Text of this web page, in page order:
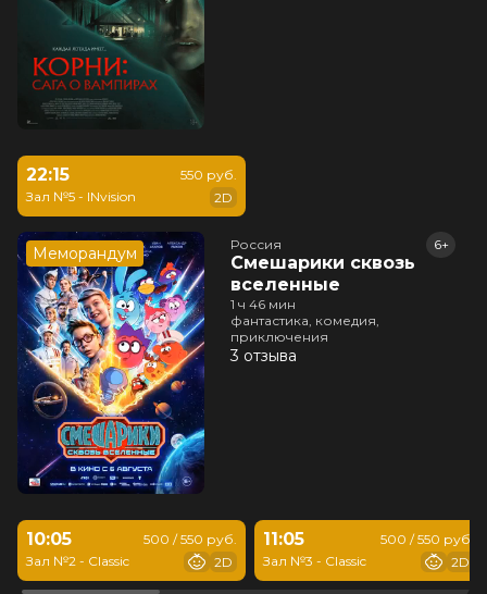
22:15
Зал №5 - INvision
550 руб.
2D
Меморандум Россия
Смешарики сквозь
вселенные
6+
1 ч 46 мин
фантастика, комедия,
приключения
3 отзыва
10:05
Зал №2 - Classic
500 / 550 руб.
2D
11:05
Зал №3 - Classic
500 / 550 руб.
2D